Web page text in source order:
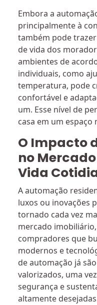
Embora a
principalmente à
também pode
de vida dos
ambientes de
individuais, como
temperatura, pode
confortável e
um. Esse nível de
casa em um
O Impacto
no
Vida
A automação
luxos ou inovações
tornado cada vez
mercado
compradores que
modernos e
de automação já
valorizados, uma
segurança e
altamente